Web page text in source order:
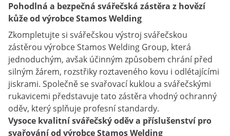
Pohodlná a bezpečná svářečská zástěra z hovězí
kůže od výrobce Stamos Welding
Zkompletujte si svářečskou výstroj svářečskou
zástěrou výrobce Stamos Welding Group, která
jednoduchým, avšak účinným způsobem chrání před
silným žárem, rozstřiky roztaveného kovu i odlétajícími
jiskrami. Společně se svařovací kuklou a svářečskými
rukavicemi představuje tato zástěra vhodný ochranný
oděv, který splňuje profesní standardy.
Vysoce kvalitní svářečský oděv a příslušenství pro
svařování od výrobce Stamos Welding